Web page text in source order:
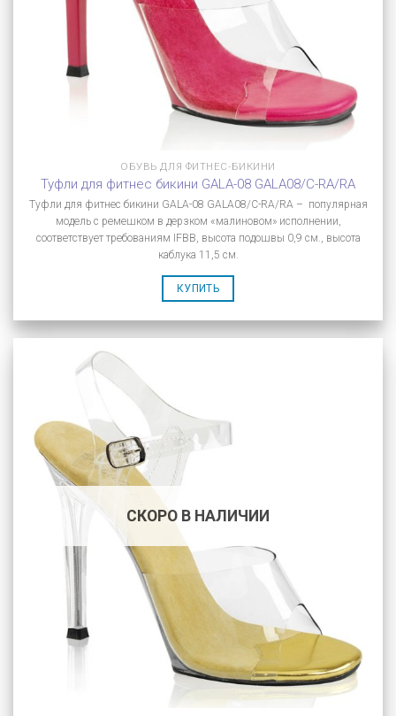
ОБУВЬ ДЛЯ ФИТНЕС-БИКИНИ
Туфли для фитнес бикини GALA-08 GALA08/C-RA/RA
Туфли для фитнес бикини GALA-08 GALA08/C-RA/RA – популярная
модель с ремешком в дерзком «малиновом» исполнении,
соответствует требованиям IFBB, высота подошвы 0,9 см., высота
каблука 11,5 см.
КУПИТЬ
СКОРО В НАЛИЧИИ